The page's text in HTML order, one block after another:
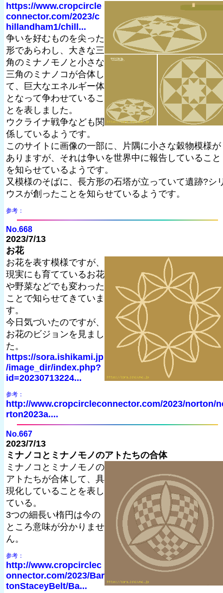
https://www.cropcircle
connector.com/2023/c
hillandham1/chill...
争いを好むものを尖った
形であらわし、大きな三
角のミナノモノと小さな
三角のミナノコが合体し
て、巨大なエネルギー体
となって争わせているこ
とを表しました。
ウクライナ戦争なども関
係しているようです。
このサイトに画像の一部に、片隅に小さな穀物模様が
ありますが、それは争いを世界中に報告していること
を知らせているようです。
又模様のそばに、長方形の石塔が立っていて遺跡?シ
ウスが創ったことを知らせているようです。
参考：
No.668
2023/7/13
お花
お花を表す模様ですが、
現実にも育てているお花
や野菜などでも変わった
ことで知らせてきていま
す。
今日気づいたのですが、
お花のビジョンを見まし
た。
https://sora.ishikami.jp
/image_dir/index.php?
id=20230713224...
参考：
http://www.cropcircleconnector.com/2023/norton/
rton2023a....
No.667
2023/7/13
ミナノコとミナノモノのアトたちの合体
ミナノコとミナノモノの
アトたちが合体して、具
現化していることを表し
ている。
3つの細長い楕円は今の
ところ意味が分かりませ
ん。
参考：
http://www.cropcirclec
onnector.com/2023/Bar
tonStaceyBelt/Ba...